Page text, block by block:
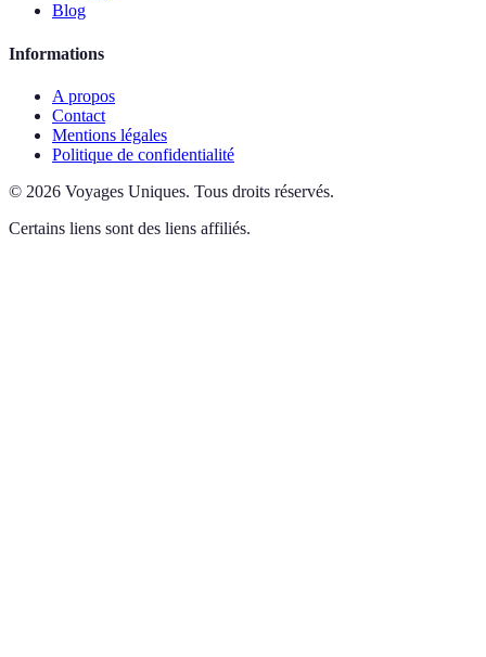
Blog
Informations
A propos
Contact
Mentions légales
Politique de confidentialité
© 2026 Voyages Uniques. Tous droits réservés.
Certains liens sont des liens affiliés.